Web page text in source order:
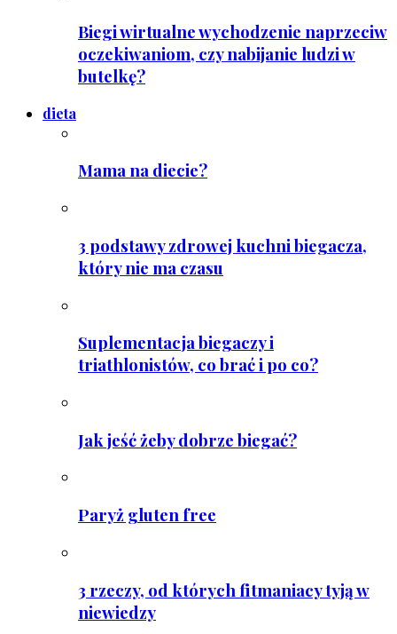
Biegi wirtualne wychodzenie naprzeciw
oczekiwaniom, czy nabijanie ludzi w
butelkę?
dieta
Mama na diecie?
3 podstawy zdrowej kuchni biegacza,
który nie ma czasu
Suplementacja biegaczy i
triathlonistów, co brać i po co?
Jak jeść żeby dobrze biegać?
Paryż gluten free
3 rzeczy, od których fitmaniacy tyją w
niewiedzy